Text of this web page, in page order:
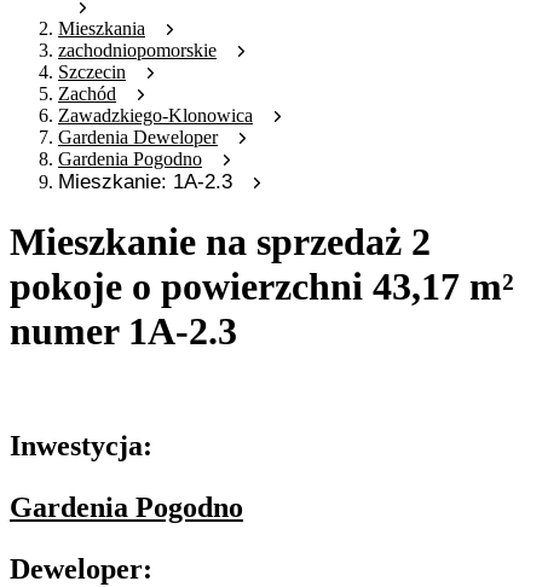
Mieszkania
zachodniopomorskie
Szczecin
Zachód
Zawadzkiego-Klonowica
Gardenia Deweloper
Gardenia Pogodno
Mieszkanie: 1A-2.3
Mieszkanie na sprzedaż 2
pokoje o powierzchni 43,17 m²
numer 1A-2.3
Inwestycja:
Gardenia Pogodno
Deweloper: